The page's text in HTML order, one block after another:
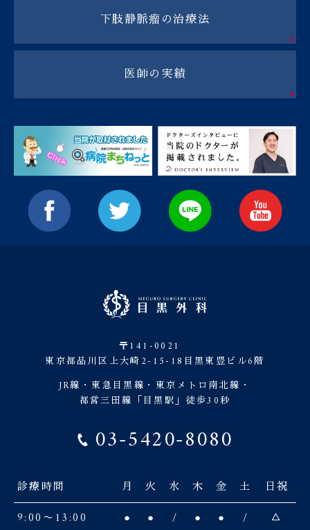
下肢静脈瘤の治療法
医師の実績
〒141-0021
東京都品川区上大崎2-15-18目黒東豊ビル6階
JR線・東急目黒線・東京メトロ南北線・
都営三田線「目黒駅」徒歩30秒
03-5420-8080
診療時間 月 火 水 木 金 土
日祝
9:00〜13:00
● ● / ● ● / △